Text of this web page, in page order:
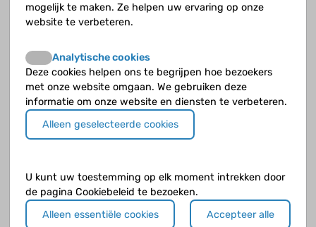
Aanpak huilbaby's st Antonius ziekenhuis
genomineerd als Zorgvernieuwer van het
mogelijk te maken. Ze helpen uw ervaring op onze
website te verbeteren.
Analytische cookies
Deze cookies helpen ons te begrijpen hoe bezoekers
met onze website omgaan. We gebruiken deze
informatie om onze website en diensten te verbeteren.
Alleen geselecteerde cookies
U kunt uw toestemming op elk moment intrekken door
de pagina Cookiebeleid te bezoeken.
Alleen essentiële cookies
Accepteer alle